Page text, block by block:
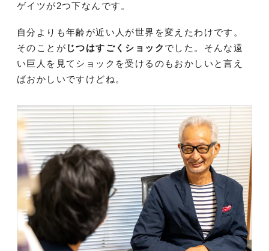
ゲイツが2つ下なんです。
自分よりも年齢が近い人が世界を変えたわけです。
そのことが じつはすごくショック でした。そんな遠
い巨人を見てショックを受けるのもおかしいと言え
ばおかしいですけどね。